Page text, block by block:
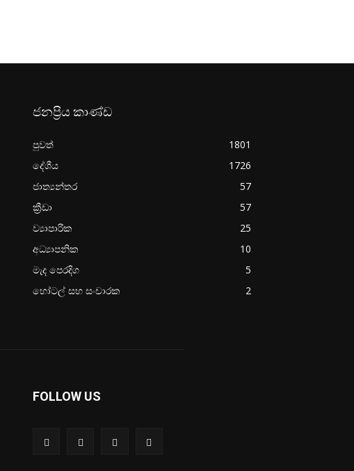
ජනප්‍රිය කාණ්ඩ
පුවත්
1801
දේශීය
1726
ජාත්‍යන්තර
57
ක්‍රීඩා
57
ව්‍යාපාරික
25
අධ්‍යාපනික
10
මැද පෙරදිග
5
හෝටල් සහ සංචාරක
2
FOLLOW US